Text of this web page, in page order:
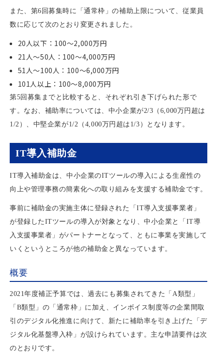
また、第6回募集時に「通常枠」の補助上限について、従業員
数に応じて次のとおり変更されました。
20人以下：100〜2,000万円
21人〜50人：100〜4,000万円
51人〜100人：100〜6,000万円
101人以上：100〜8,000万円
第5回募集までと比較すると、それぞれ引き下げられた形で
す。なお、補助率については、中小企業が2/3（6,000万円超は
1/2）、中堅企業が1/2（4,000万円超は1/3）となります。
IT導入補助金
IT導入補助金は、中小企業のITツールの導入による生産性の
向上や管理事務の簡素化への取り組みを支援する補助金です。
事前に補助金の実施主体に登録された「IT導入支援事業者」
が登録したITツールの導入が対象となり、中小企業と「IT導
入支援事業者」がパートナーとなって、ともに事業を実施して
いくというところが他の補助金と異なっています。
概要
2021年度補正予算では、過去にも募集されてきた「A類型」
「B類型」の「通常枠」に加え、インボイス制度等の企業間取
引のデジタル化推進に向けて、新たに補助率を引き上げた「デ
ジタル化基盤導入枠」が設けられています。主な申請要件は次
のとおりです。